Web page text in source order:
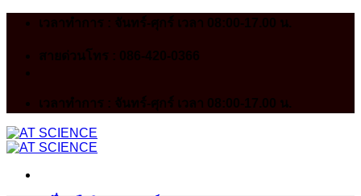
Skip
เวลาทำการ : จันทร์-ศุกร์ เวลา 08:00-17.00 น.
สายด่วนโทร : 086-420-0366
เวลาทำการ : จันทร์-ศุกร์ เวลา 08:00-17.00 น.